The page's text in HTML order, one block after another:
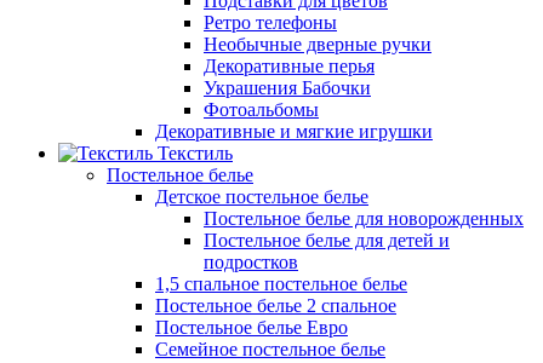
Ретро телефоны
Необычные дверные ручки
Декоративные перья
Украшения Бабочки
Фотоальбомы
Декоративные и мягкие игрушки
Текстиль
Постельное белье
Детское постельное белье
Постельное белье для новорожденных
Постельное белье для детей и
подростков
1,5 спальное постельное белье
Постельное белье 2 спальное
Постельное белье Евро
Семейное постельное белье